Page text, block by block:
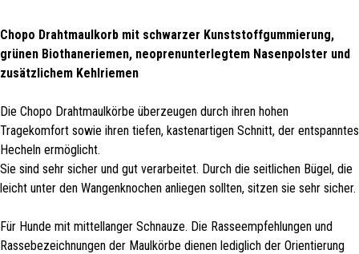
Chopo Drahtmaulkorb mit schwarzer Kunststoffgummierung,
grünen Biothaneriemen, neoprenunterlegtem Nasenpolster und
zusätzlichem Kehlriemen
Die Chopo Drahtmaulkörbe überzeugen durch ihren hohen
Tragekomfort sowie ihren tiefen, kastenartigen Schnitt, der entspanntes
Hecheln ermöglicht.
Sie sind sehr sicher und gut verarbeitet. Durch die seitlichen Bügel, die
leicht unter den Wangenknochen anliegen sollten, sitzen sie sehr sicher.
Für Hunde mit mittellanger Schnauze. Die Rasseempfehlungen und
Rassebezeichnungen der Maulkörbe dienen lediglich der Orientierung